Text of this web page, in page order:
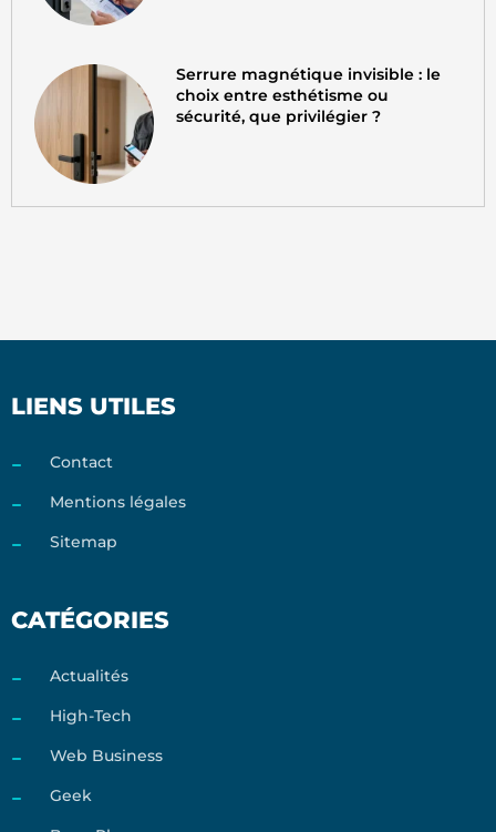
Serrure magnétique invisible : le
choix entre esthétisme ou
sécurité, que privilégier ?
LIENS UTILES
Contact
Mentions légales
Sitemap
CATÉGORIES
Actualités
High-Tech
Web Business
Geek